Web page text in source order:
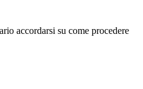
accordarsi su come procedere